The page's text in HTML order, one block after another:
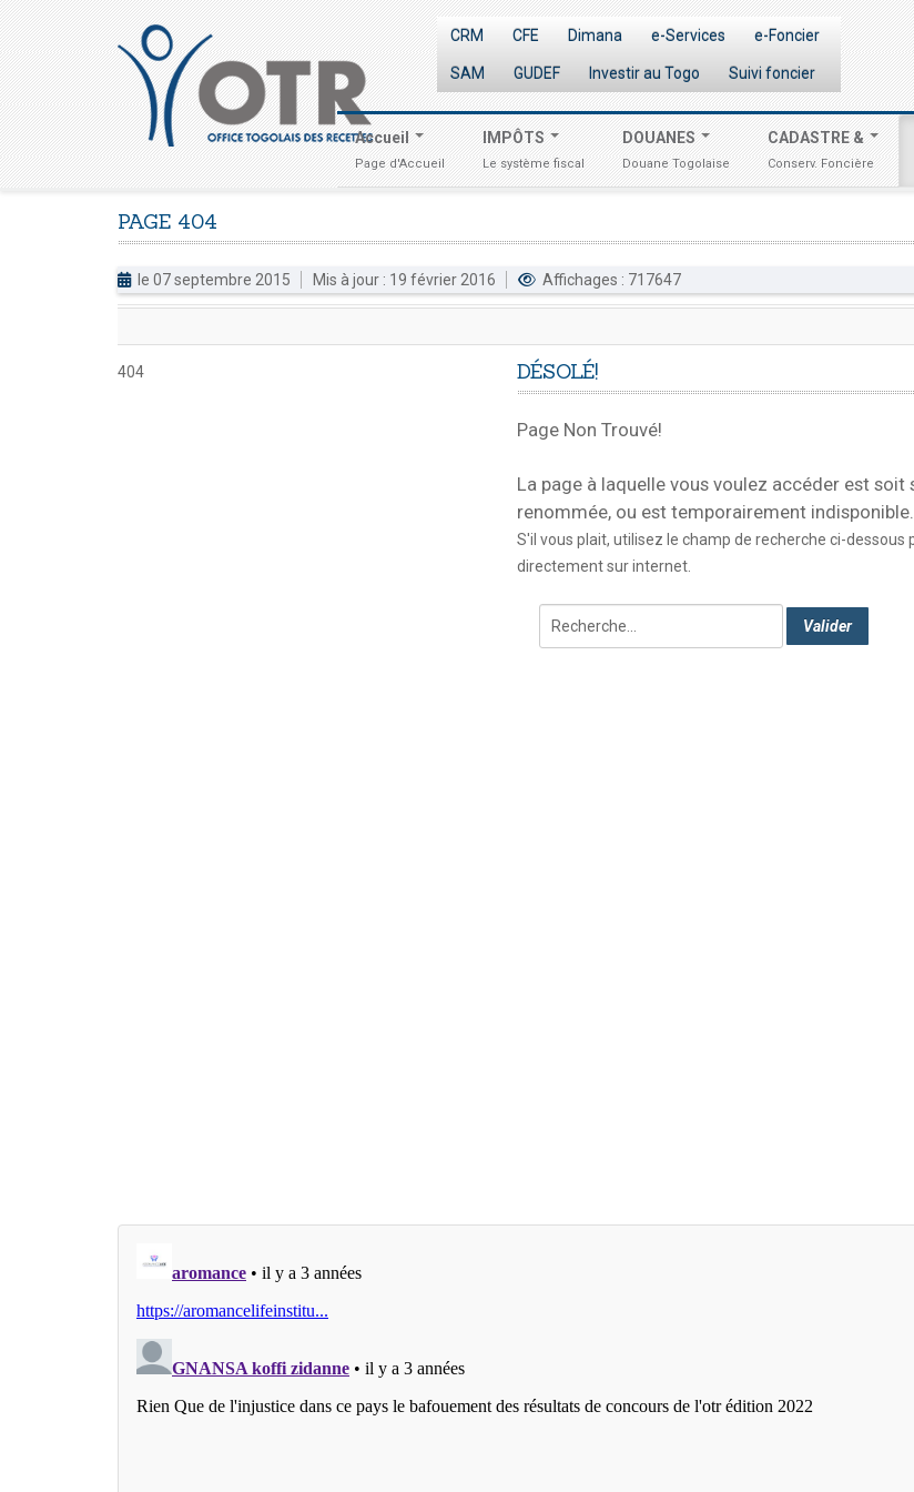
CRM CFE Dimana e-Services e-Foncier
SAM GUDEF Investir au Togo Suivi foncier
Accueil
Page d'Accueil
IMPÔTS
Le système fiscal
DOUANES
Douane Togolaise
CADASTRE &
Conserv. Foncière
PAGE 404
le 07 septembre 2015 Mis à jour : 19 février 2016 Affichages : 717647
404 DÉSOLÉ!
Page Non Trouvé!
La page à laquelle vous voulez accéder est soit
renommée, ou est temporairement indisponible.
S'il vous plait, utilisez le champ de recherche ci-dessous
directement sur internet.
Rechercher Valider